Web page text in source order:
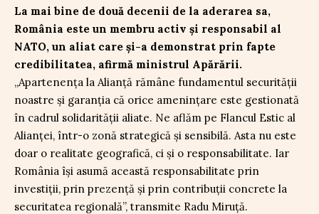
La mai bine de două decenii de la aderarea sa,
România este un membru activ și responsabil al
NATO, un aliat care și-a demonstrat prin fapte
credibilitatea, afirmă ministrul Apărării.
„Apartenența la Alianță rămâne fundamentul securității
noastre și garanția că orice amenințare este gestionată
în cadrul solidarității aliate. Ne aflăm pe Flancul Estic al
Alianței, într-o zonă strategică și sensibilă. Asta nu este
doar o realitate geografică, ci și o responsabilitate. Iar
România își asumă această responsabilitate prin
investiții, prin prezență și prin contribuții concrete la
securitatea regională”, transmite Radu Miruță.